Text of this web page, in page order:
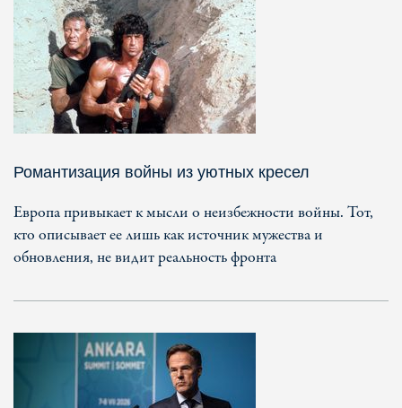
Романтизация войны из уютных кресел
Европа привыкает к мысли о неизбежности войны. Тот,
кто описывает ее лишь как источник мужества и
обновления, не видит реальность фронта